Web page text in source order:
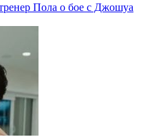
Пола о бое с Джошуа